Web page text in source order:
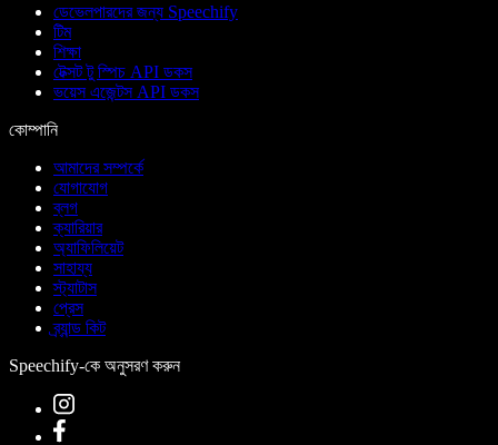
ডেভেলপারদের জন্য Speechify
টিম
শিক্ষা
টেক্সট টু স্পিচ API ডকস
ভয়েস এজেন্টস API ডকস
কোম্পানি
আমাদের সম্পর্কে
যোগাযোগ
ব্লগ
ক্যারিয়ার
অ্যাফিলিয়েট
সাহায্য
স্ট্যাটাস
প্রেস
ব্র্যান্ড কিট
Speechify-কে অনুসরণ করুন